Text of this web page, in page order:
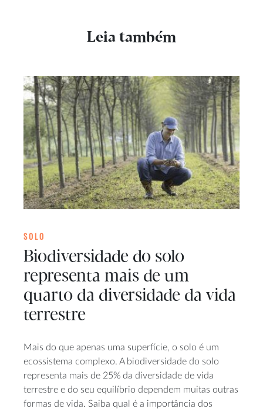
Leia também
SOLO
Biodiversidade do solo
representa mais de um
quarto da diversidade da vida
terrestre
Mais do que apenas uma superfície, o solo é um
ecossistema complexo. A biodiversidade do solo
representa mais de 25% da diversidade de vida
terrestre e do seu equilíbrio dependem muitas outras
formas de vida. Saiba qual é a importância dos